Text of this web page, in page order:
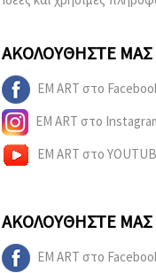
ΑΚΟΛΟΥΘΉΣΤΕ ΜΑΣ
EM ART στο
EM ART στο
EM ART στο
ΑΚΟΛΟΥΘΉΣΤΕ ΜΑΣ
EM ART στο